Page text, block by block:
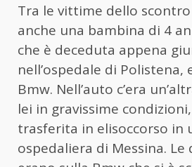
Tra le vittime dello scontro
anche una bambina di 4
che è deceduta appena
nell’ospedale di Polistena,
Bmw. Nell’auto c’era
lei in gravissime
trasferita in elisoccorso in
ospedaliera di Messina.